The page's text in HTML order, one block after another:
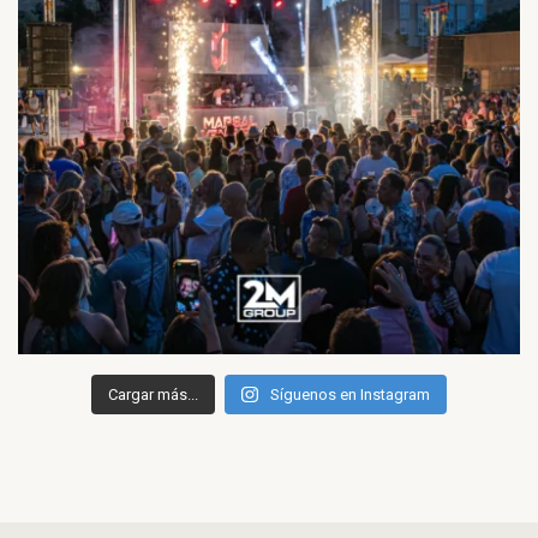
Cargar más... Síguenos en Instagram